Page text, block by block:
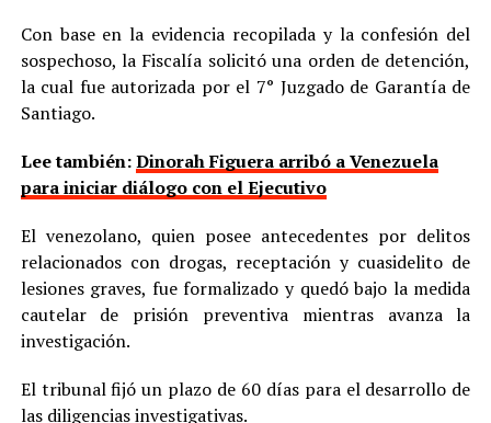
Con base en la evidencia recopilada y la confesión del
sospechoso, la Fiscalía solicitó una orden de detención,
la cual fue autorizada por el 7° Juzgado de Garantía de
Santiago.
Lee también:Dinorah Figuera arribó a Venezuela
para iniciar diálogo con el Ejecutivo
El venezolano, quien posee antecedentes por delitos
relacionados con drogas, receptación y cuasidelito de
lesiones graves, fue formalizado y quedó bajo la medida
cautelar de prisión preventiva mientras avanza la
investigación.
El tribunal fijó un plazo de 60 días para el desarrollo de
las diligencias investigativas.